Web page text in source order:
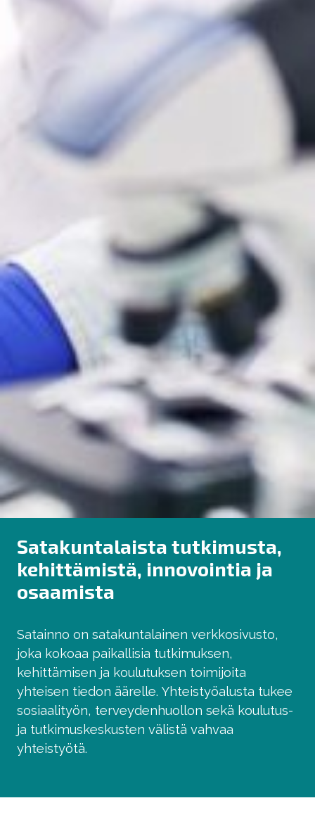
Satakuntalaista tutkimusta,
kehittämistä, innovointia ja
osaamista
Satainno on satakuntalainen verkkosivusto,
joka kokoaa paikallisia tutkimuksen,
kehittämisen ja koulutuksen toimijoita
yhteisen tiedon äärelle. Yhteistyöalusta tukee
sosiaalityön, terveydenhuollon sekä koulutus-
ja tutkimuskeskusten välistä vahvaa
yhteistyötä.